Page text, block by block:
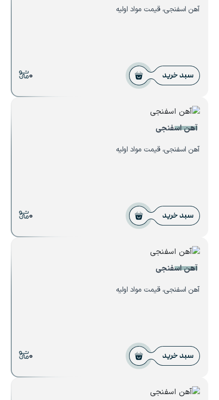
آهن اسفنجی، قیمت مواد اولیه
سبد خرید 0
آهن اسفنجی
آهن اسفنجی، قیمت مواد اولیه
سبد خرید 0
آهن اسفنجی
آهن اسفنجی، قیمت مواد اولیه
سبد خرید 0